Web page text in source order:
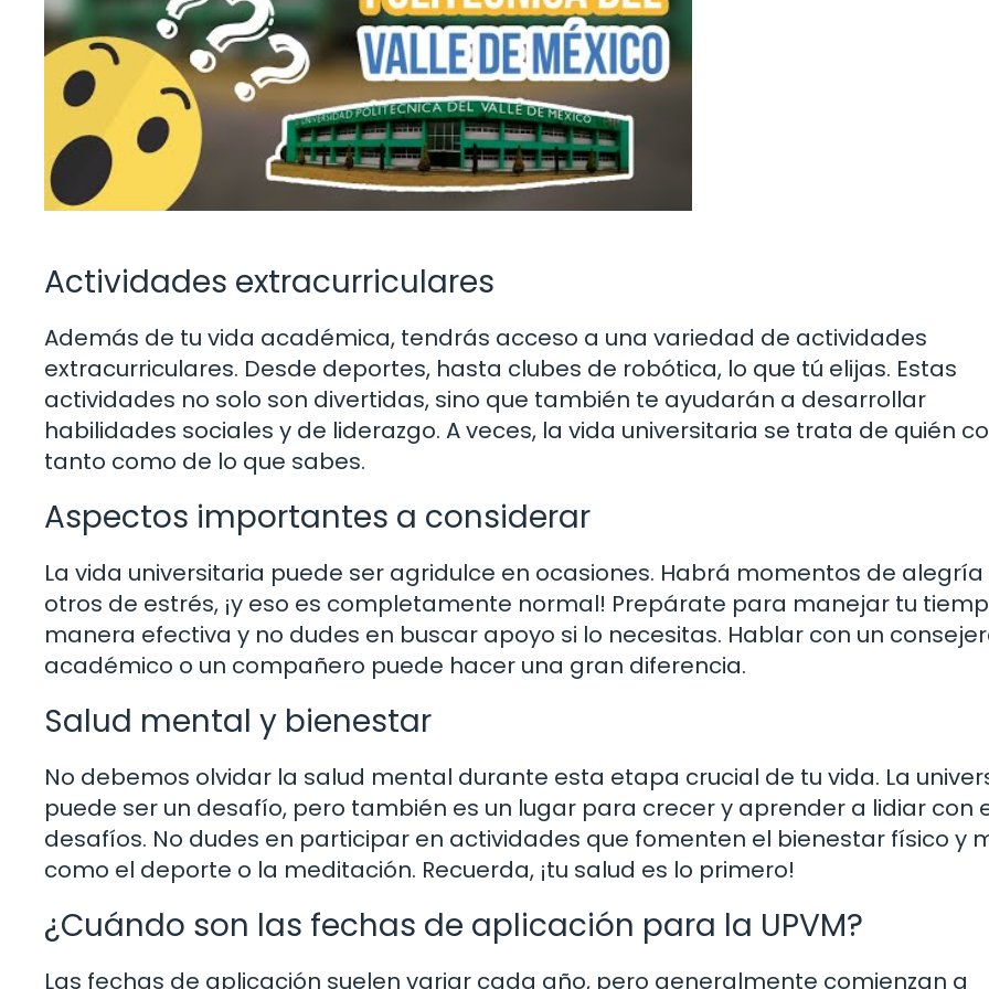
Actividades extracurriculares
Además de tu vida académica, tendrás acceso a una variedad de actividades
extracurriculares. Desde deportes, hasta clubes de robótica, lo que tú elijas. Estas
actividades no solo son divertidas, sino que también te ayudarán a desarrollar
habilidades sociales y de liderazgo. A veces, la vida universitaria se trata de quién
tanto como de lo que sabes.
Aspectos importantes a considerar
La vida universitaria puede ser agridulce en ocasiones. Habrá momentos de alegría
otros de estrés, ¡y eso es completamente normal! Prepárate para manejar tu
manera efectiva y no dudes en buscar apoyo si lo necesitas. Hablar con un
académico o un compañero puede hacer una gran diferencia.
Salud mental y bienestar
No debemos olvidar la salud mental durante esta etapa crucial de tu vida. La
puede ser un desafío, pero también es un lugar para crecer y aprender a lidiar con
desafíos. No dudes en participar en actividades que fomenten el bienestar físico y
como el deporte o la meditación. Recuerda, ¡tu salud es lo primero!
¿Cuándo son las fechas de aplicación para la UPVM?
Las fechas de aplicación suelen variar cada año, pero generalmente comienzan a